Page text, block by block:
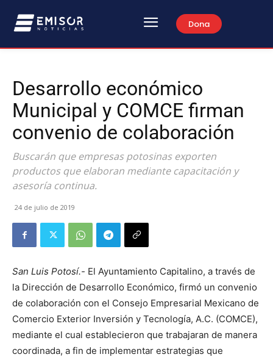
Dona
Desarrollo económico
Municipal y COMCE firman
convenio de colaboración
Buscarán que empresas potosinas exporten
productos que elaboran mediante capacitación y
asesoría continua.
24 de julio de 2019
San Luis Potosí.- El Ayuntamiento Capitalino, a través de
la Dirección de Desarrollo Económico, firmó un convenio
de colaboración con el Consejo Empresarial Mexicano de
Comercio Exterior Inversión y Tecnología, A.C. (COMCE),
mediante el cual establecieron que trabajaran de manera
coordinada, a fin de implementar estrategias que